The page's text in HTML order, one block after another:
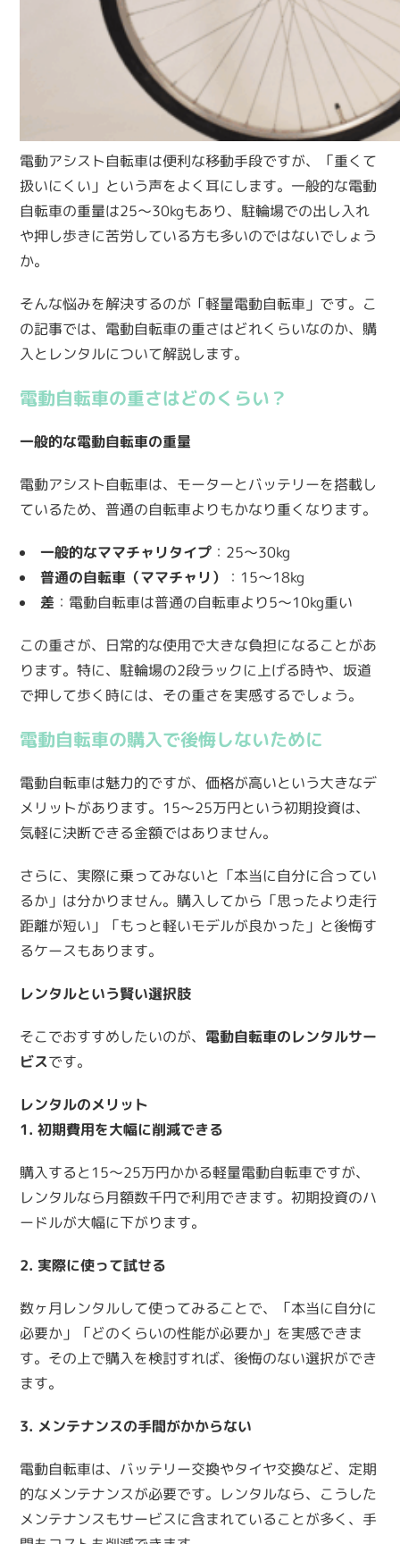
電動アシスト自転車は便利な移動手段ですが、「重くて
扱いにくい」という声をよく耳にします。一般的な電動
自転車の重量は25〜30kgもあり、駐輪場での出し入れ
や押し歩きに苦労している方も多いのではないでしょう
か。
そんな悩みを解決するのが「軽量電動自転車」です。こ
の記事では、電動自転車の重さはどれくらいなのか、購
入とレンタルについて解説します。
電動自転車の重さはどのくらい？
一般的な電動自転車の重量
電動アシスト自転車は、モーターとバッテリーを搭載し
ているため、普通の自転車よりもかなり重くなります。
一般的なママチャリタイプ ：25〜30kg
普通の自転車（ママチャリ）
：15〜18kg
差 ：電動自転車は普通の自転車より5〜10kg重い
この重さが、日常的な使用で大きな負担になることがあ
ります。特に、駐輪場の2段ラックに上げる時や、坂道
で押して歩く時には、その重さを実感するでしょう。
電動自転車の購入で後悔しないために
電動自転車は魅力的ですが、価格が高いという大きなデ
メリットがあります。15〜25万円という初期投資は、
気軽に決断できる金額ではありません。
さらに、実際に乗ってみないと「本当に自分に合ってい
るか」は分かりません。購入してから「思ったより走行
距離が短い」「もっと軽いモデルが良かった」と後悔す
るケースもあります。
レンタルという賢い選択肢
そこでおすすめしたいのが、 電動自転車のレンタルサー
ビスです。
レンタルのメリット
1. 初期費用を大幅に削減できる
購入すると15〜25万円かかる軽量電動自転車ですが、
レンタルなら月額数千円で利用できます。初期投資のハ
ードルが大幅に下がります。
2. 実際に使って試せる
数ヶ月レンタルして使ってみることで、「本当に自分に
必要か」「どのくらいの性能が必要か」を実感できま
す。その上で購入を検討すれば、後悔のない選択ができ
ます。
3. メンテナンスの手間がかからない
電動自転車は、バッテリー交換やタイヤ交換など、定期
的なメンテナンスが必要です。レンタルなら、こうした
メンテナンスもサービスに含まれていることが多く、手